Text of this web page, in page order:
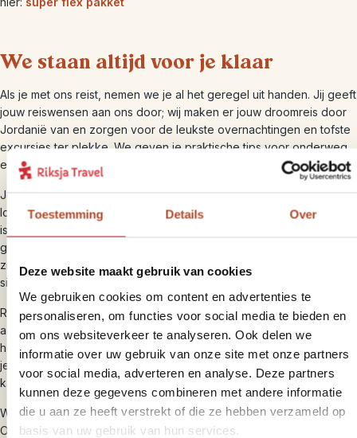
Toestemming Details Over
Deze website maakt gebruik van cookies
We gebruiken cookies om content en advertenties te
personaliseren, om functies voor social media te bieden en
om ons websiteverkeer te analyseren. Ook delen we
informatie over uw gebruik van onze site met onze partners
voor social media, adverteren en analyse. Deze partners
kunnen deze gegevens combineren met andere informatie
die u aan ze heeft verstrekt of die ze hebben verzameld op
basis van uw gebruik van hun services.
We staan altijd voor je klaar
Als je met ons reist, nemen we je al het geregel uit handen. Jij geeft
jouw reiswensen aan ons door; wij maken er jouw droomreis door
Jordanië van en zorgen voor de leukste overnachtingen en tofste
excursies ter plekke. We geven je praktische tips voor onderweg
en adviseren je op basis van onze eigen reiservaringen.
Je reist met ons individueel en zelfstandig, maar zowel wij als onze
lokale collega’s staan 24/7 voor je klaar om te helpen als dat nodig
is. Dit doen we zowel vanuit Nederland als in Jordanië zelf. Ook
garanderen wij jou van repatriëring mocht dit onverhoopt nodig
zijn. Uiteraard altijd in overleg. Zo kun je op ons rekenen in elke
situatie en denken we graag met je mee.
Riksja Travel is een financieel gezonde reisorganisatie en is
aangesloten bij de ANVR, de SGR en het Calamiteitenfonds. Dit
houdt in dat je verzekerd bent van goede reisvoorwaarden en dat
je volledige reissom wordt gedekt als je reis onverhoopt niet door
kan gaan door een calamiteit of faillissement.
Wil je weten wat onze favoriete adressen in Jordanië zijn? Dat kan!
Ons volledige aanbod vind je hieronder.